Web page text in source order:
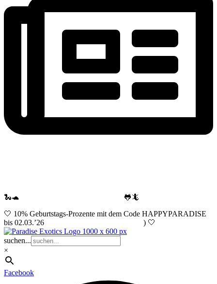
🐍🐢
🐸🦎
🤍 10% Geburtstags-Prozente mit dem Code HAPPYPARADISE
bis 02.03.’26
) 🤍
suchen...
×
Facebook